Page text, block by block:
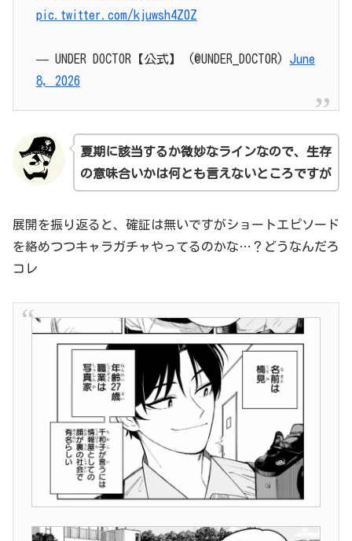
pic.twitter.com/kjuwsh4Z0Z
— UNDER DOCTOR【公式】 (@UNDER_DOCT0R) June
8, 2026
夏期に該当するか微妙なラインなので、生存
の意味合いかは何とも言えないところですが
展開を振り返ると、確証は無いですがショートエピソード
を絡めつつキャラガチャやってるのかな…？どうなんだろ
コレ